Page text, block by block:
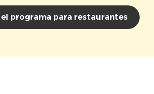
programa para restaurantes